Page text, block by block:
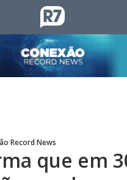
Record News
que em